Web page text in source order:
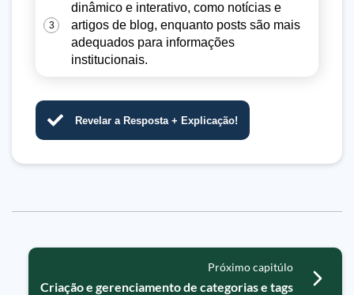
3
dinâmico e interativo, como notícias e
artigos de blog, enquanto posts são mais
adequados para informações
institucionais.
Revelar a Resposta + Explicação!
Próximo capitúlo
Criação e gerenciamento de categorias e tags